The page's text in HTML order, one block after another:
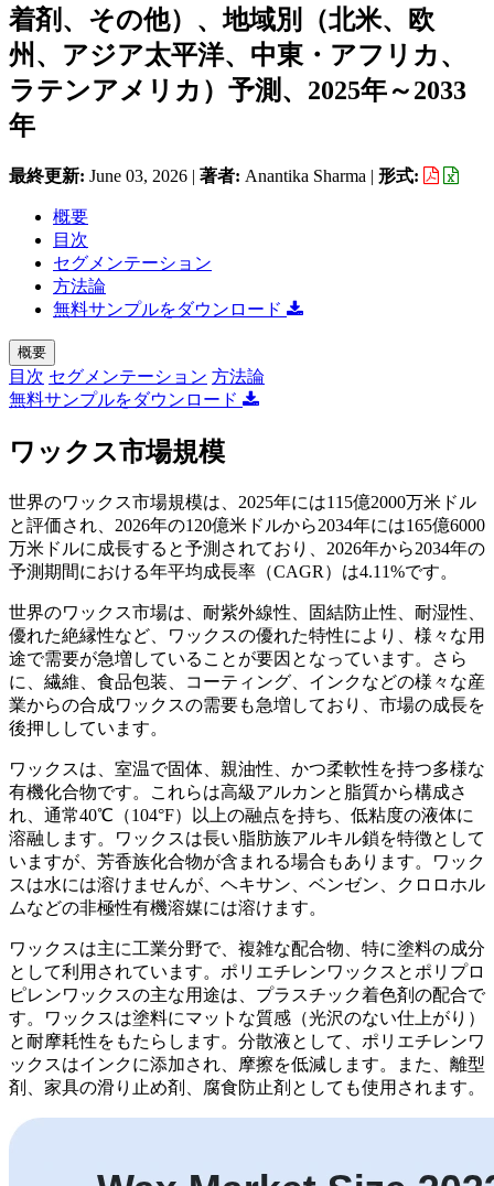
着剤、その他）、地域別（北米、欧
州、アジア太平洋、中東・アフリカ、
ラテンアメリカ）予測、2025年～2033
年
最終更新: June 03, 2026 | 著者: Anantika Sharma | 形式:
概要
目次
セグメンテーション
方法論
無料サンプルをダウンロード
概要
目次 セグメンテーション 方法論
無料サンプルをダウンロード
ワックス市場規模
世界のワックス市場規模は、2025年には115億2000万米ドル
と評価され、2026年の120億米ドルから2034年には165億6000
万米ドルに成長すると予測されており、2026年から2034年の
予測期間における年平均成長率（CAGR）は4.11%です。
世界のワックス市場は、耐紫外線性、固結防止性、耐湿性、
優れた絶縁性など、ワックスの優れた特性により、様々な用
途で需要が急増していることが要因となっています。さら
に、繊維、食品包装、コーティング、インクなどの様々な産
業からの合成ワックスの需要も急増しており、市場の成長を
後押ししています。
ワックスは、室温で固体、親油性、かつ柔軟性を持つ多様な
有機化合物です。これらは高級アルカンと脂質から構成さ
れ、通常40℃（104°F）以上の融点を持ち、低粘度の液体に
溶融します。ワックスは長い脂肪族アルキル鎖を特徴として
いますが、芳香族化合物が含まれる場合もあります。ワック
スは水には溶けませんが、ヘキサン、ベンゼン、クロロホル
ムなどの非極性有機溶媒には溶けます。
ワックスは主に工業分野で、複雑な配合物、特に塗料の成分
として利用されています。ポリエチレンワックスとポリプロ
ピレンワックスの主な用途は、プラスチック着色剤の配合で
す。ワックスは塗料にマットな質感（光沢のない仕上がり）
と耐摩耗性をもたらします。分散液として、ポリエチレンワ
ックスはインクに添加され、摩擦を低減します。また、離型
剤、家具の滑り止め剤、腐食防止剤としても使用されます。